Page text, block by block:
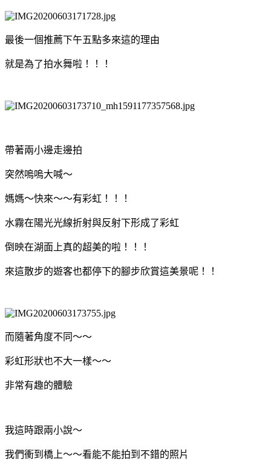
最後一個推薦下午五點多來這的理由
就是為了拍水舞啦！！！
帶著兩小邊走邊拍
突然嗚嗚大喊～
媽媽～快來～～有彩虹！！！
水霧在陽光光線折射與反射下形成了彩虹
倒映在湖面上真的超美的啦！！！
來這散步的遊客也都停下的腳步欣賞這美景呢！！
而隨著角度不同～～
彩虹形狀也不大一樣～～
非常有趣的體驗
我這時跟兩小說～
我們衝到橋上～～看能不能拍到不錯的照片